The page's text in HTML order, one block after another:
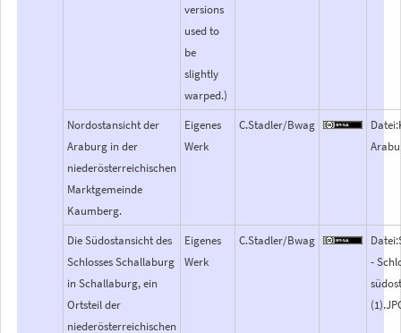
versions
used to
be
slightly
warped.)
Nordostansicht der
Araburg in der
niederösterreichischen
Marktgemeinde
Kaumberg.
Eigenes
Werk
C.Stadler/Bwag
Die Südostansicht des
Schlosses Schallaburg
in Schallaburg, ein
Ortsteil der
niederösterreichischen
Eigenes
Werk
C.Stadler/Bwag
-